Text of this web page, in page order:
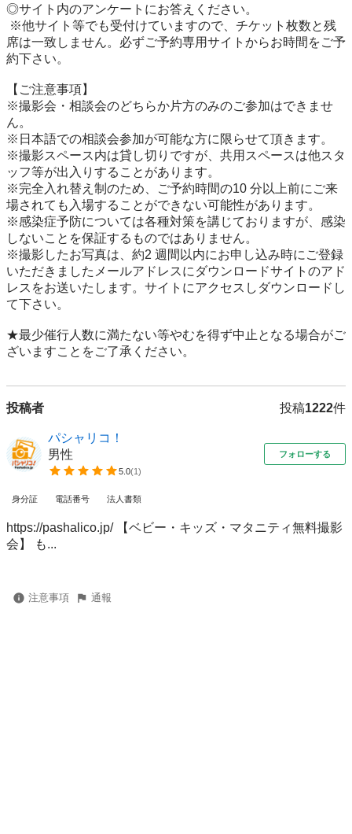
◎サイト内のアンケートにお答えください。
※他サイト等でも受付けていますので、チケット枚数と残
席は一致しません。必ずご予約専用サイトからお時間をご予
約下さい。
【ご注意事項】
※撮影会・相談会のどちらか片方のみのご参加はできませ
ん。
※日本語での相談会参加が可能な方に限らせて頂きます。
※撮影スペース内は貸し切りですが、共用スペースは他スタ
ッフ等が出入りすることがあります。
※完全入れ替え制のため、ご予約時間の10 分以上前にご来
場されても入場することができない可能性があります。
※感染症予防については各種対策を講じておりますが、感染
しないことを保証するものではありません。
※撮影したお写真は、約2 週間以内にお申し込み時にご登録
いただきましたメールアドレスにダウンロードサイトのアド
レスをお送いたします。サイトにアクセスしダウンロードし
て下さい。
★最少催行人数に満たない等やむを得ず中止となる場合がご
ざいますことをご了承ください。
投稿者 投稿1222件
パシャリコ！
男性
5.0(1)
フォローする
身分証 電話番号 法人書類
https://pashalico.jp/ 【ベビー・キッズ・マタニティ無料撮影
会】 も...
注意事項 通報